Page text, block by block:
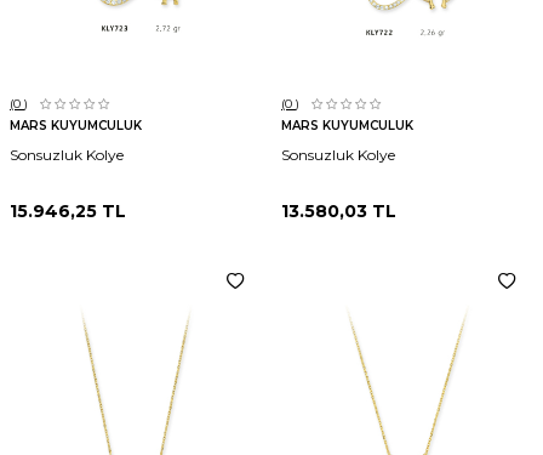
(0 )
MARS KUYUMCULUK
Sonsuzluk Kolye
15.946,25 TL
(0 )
MARS KUYUMCULUK
Sonsuzluk Kolye
13.580,03 TL